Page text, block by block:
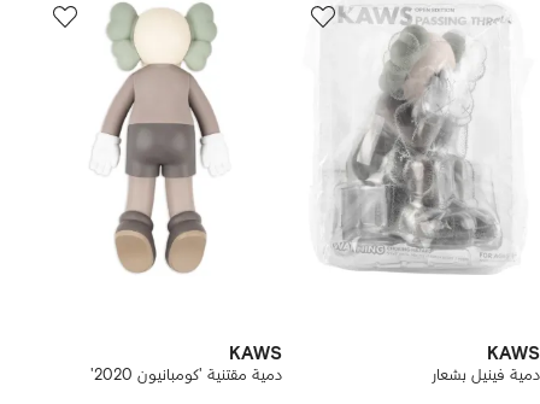
KAWS
دمية فينيل بشعار
KAWS
دمية مقتنية 'كومبانيون 2020'